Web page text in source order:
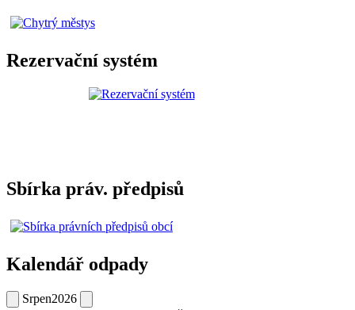
Rezervační systém
Sbírka práv. předpisů
Kalendář odpady
Srpen2026